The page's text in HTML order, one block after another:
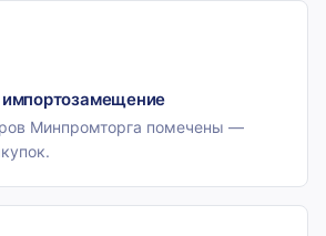
Минпромторга помечены —